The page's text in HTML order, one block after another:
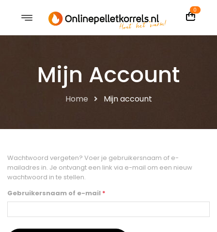
0
Mijn Account
Home Mijn account
Wachtwoord vergeten? Voer je gebruikersnaam of e-
mailadres in. Je ontvangt een link via e-mail om een nieuw
wachtwoord in te stellen.
Gebruikersnaam of e-mail *